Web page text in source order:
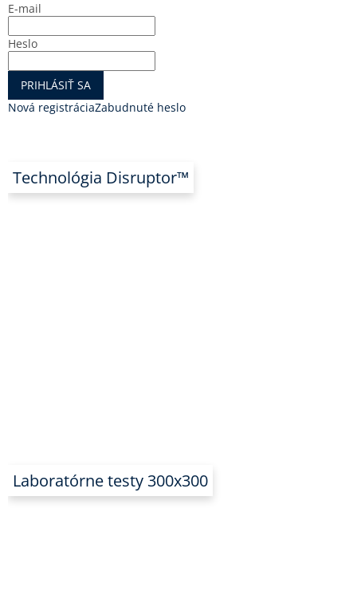
E-mail
Heslo
PRIHLÁSIŤ SA
Nová registráciaZabudnuté heslo
Technológia Disruptor™
Laboratórne testy 300x300